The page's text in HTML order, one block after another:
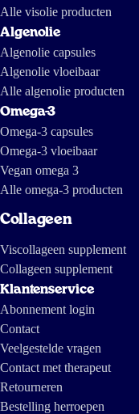
Alle visolie producten
Algenolie
Algenolie capsules
Algenolie vloeibaar
Alle algenolie producten
Omega-3
Omega-3 capsules
Omega-3 vloeibaar
Vegan omega 3
Alle omega-3 producten
Collageen
Viscollageen supplement
Collageen supplement
Klantenservice
Abonnement login
Contact
Veelgestelde vragen
Contact met therapeut
Retourneren
Bestelling herroepen